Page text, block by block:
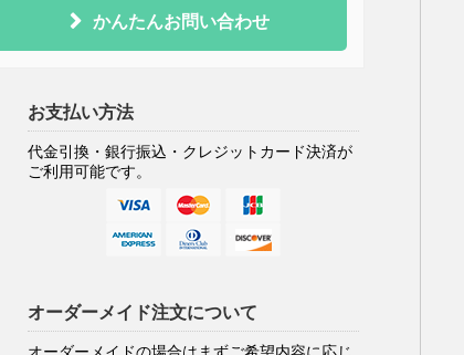
かんたんお問い合わせ
お支払い方法
代金引換・銀行振込・クレジットカード決済が
ご利用可能です。
オーダーメイド注文について